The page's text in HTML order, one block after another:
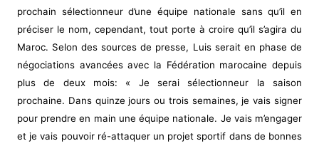
prochain sélectionneur d’une équipe nationale sans qu’il en
préciser le nom, cependant, tout porte à croire qu’il s’agira du
Maroc. Selon des sources de presse, Luis serait en phase de
négociations avancées avec la Fédération marocaine depuis
plus de deux mois: « Je serai sélectionneur la saison
prochaine. Dans quinze jours ou trois semaines, je vais signer
pour prendre en main une équipe nationale. Je vais m’engager
et je vais pouvoir ré-attaquer un projet sportif dans de bonnes